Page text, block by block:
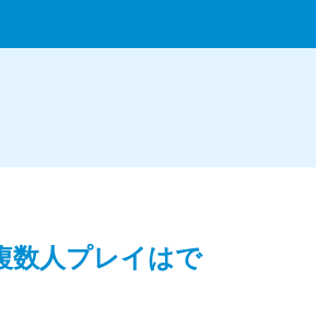
数人プレイはで